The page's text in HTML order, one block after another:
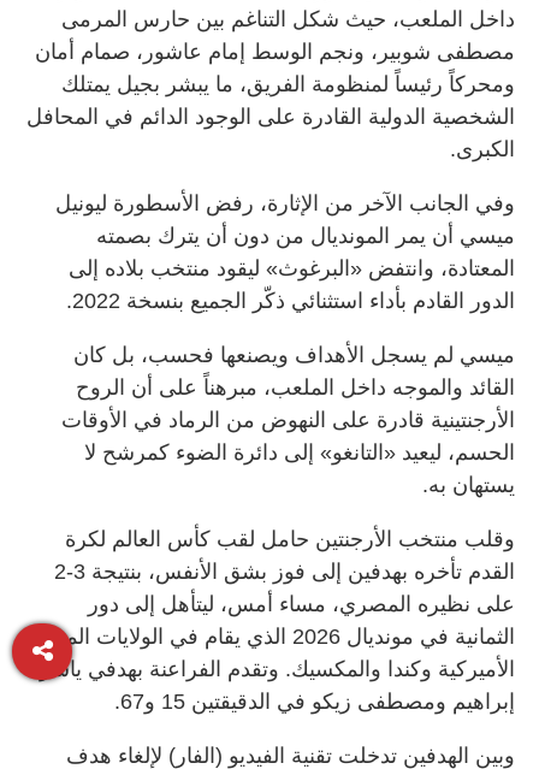
داخل الملعب، حيث شكل التناغم بين حارس المرمى
مصطفى شوبير، ونجم الوسط إمام عاشور، صمام أمان
ومحركاً رئيساً لمنظومة الفريق، ما يبشر بجيل يمتلك
الشخصية الدولية القادرة على الوجود الدائم في المحافل
الكبرى.
وفي الجانب الآخر من الإثارة، رفض الأسطورة ليونيل
ميسي أن يمر المونديال من دون أن يترك بصمته
المعتادة، وانتفض «البرغوث» ليقود منتخب بلاده إلى
الدور القادم بأداء استثنائي ذكّر الجميع بنسخة 2022.
ميسي لم يسجل الأهداف ويصنعها فحسب، بل كان
القائد والموجه داخل الملعب، مبرهناً على أن الروح
الأرجنتينية قادرة على النهوض من الرماد في الأوقات
الحسم، ليعيد «التانغو» إلى دائرة الضوء كمرشح لا
يستهان به.
وقلب منتخب الأرجنتين حامل لقب كأس العالم لكرة
القدم تأخره بهدفين إلى فوز بشق الأنفس، بنتيجة 3-2
على نظيره المصري، مساء أمس، ليتأهل إلى دور
الثمانية في مونديال 2026 الذي يقام في الولايات المتحدة
الأميركية وكندا والمكسيك. وتقدم الفراعنة بهدفي ياسر
إبراهيم ومصطفى زيكو في الدقيقتين 15 و67.
وبين الهدفين تدخلت تقنية الفيديو (الفار) لإلغاء هدف